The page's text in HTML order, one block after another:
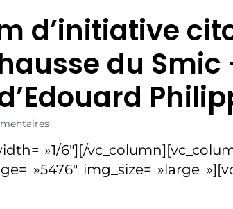
d’initiative
du Smic
»1/6″][/
»5476″ img_size= »large